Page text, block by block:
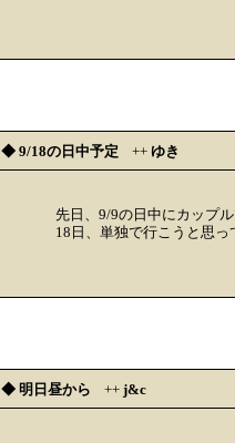
◆ 9/18の日中予定 ++ ゆき
先日、9/9の日中にカップ
18日、単独で行こうと思
◆ 明日昼から ++ j&c